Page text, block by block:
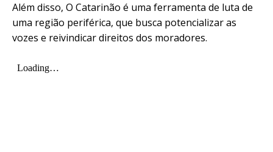
Além disso, O Catarinão é uma ferramenta de luta de
uma região periférica, que busca potencializar as
vozes e reivindicar direitos dos moradores.